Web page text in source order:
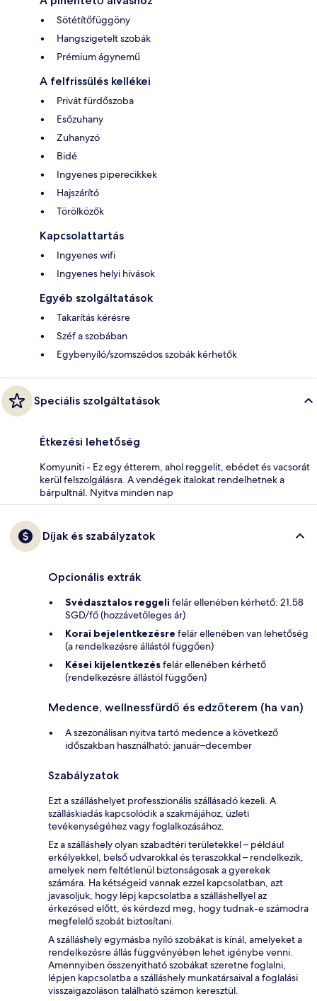
Sötétítőfüggöny
Hangszigetelt szobák
Prémium ágynemű
A felfrissülés kellékei
Privát fürdőszoba
Esőzuhany
Zuhanyzó
Bidé
Ingyenes piperecikkek
Hajszárító
Törölközők
Kapcsolattartás
Ingyenes wifi
Ingyenes helyi hívások
Egyéb szolgáltatások
Takarítás kérésre
Széf a szobában
Egybenyíló/szomszédos szobák kérhetők
Speciális szolgáltatások
Étkezési lehetőség
Komyuniti - Ez egy étterem, ahol reggelit, ebédet és vacsorát
kerül felszolgálásra. A vendégek italokat rendelhetnek a
bárpultnál. Nyitva minden nap
Díjak és szabályzatok
Opcionális extrák
Svédasztalos reggeli felár ellenében kérhető: 21.58
SGD/fő (hozzávetőleges ár)
Korai bejelentkezésre felár ellenében van lehetőség
(a rendelkezésre állástól függően)
Kései kijelentkezésfelár ellenében kérhető
(rendelkezésre állástól függően)
Medence, wellnessfürdő és edzőterem (ha van)
A szezonálisan nyitva tartó medence a következő
időszakban használható: január–december
Szabályzatok
Ezt a szálláshelyet professzionális szállásadó kezeli. A
szálláskiadás kapcsolódik a szakmájához, üzleti
tevékenységéhez vagy foglalkozásához.
Ez a szálláshely olyan szabadtéri területekkel – például
erkélyekkel, belső udvarokkal és teraszokkal – rendelkezik,
amelyek nem feltétlenül biztonságosak a gyerekek
számára. Ha kétségeid vannak ezzel kapcsolatban, azt
javasoljuk, hogy lépj kapcsolatba a szálláshellyel az
érkezésed előtt, és kérdezd meg, hogy tudnak-e számodra
megfelelő szobát biztosítani.
A szálláshely egymásba nyíló szobákat is kínál, amelyeket a
rendelkezésre állás függvényében lehet igénybe venni.
Amennyiben összenyitható szobákat szeretne foglalni,
lépjen kapcsolatba a szálláshely munkatársaival a foglalási
visszaigazoláson található számon keresztül.